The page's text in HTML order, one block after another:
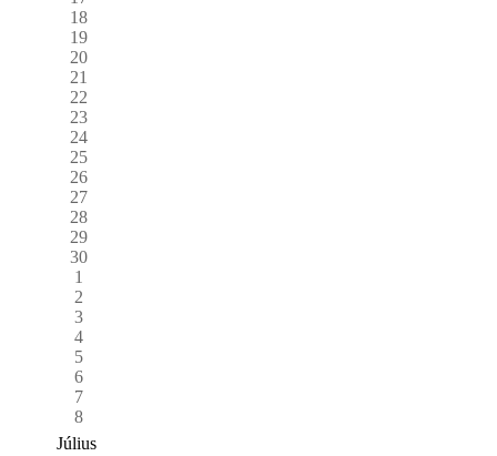
18
19
20
21
22
23
24
25
26
27
28
29
30
1
2
3
4
5
6
7
8
Július